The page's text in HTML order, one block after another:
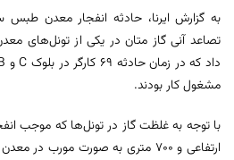
تصاعد آنی گاز متان در یکی از تونل‌های
مشغول کار بودند.
ارتفاعی و ۷۰۰ متری به صورت